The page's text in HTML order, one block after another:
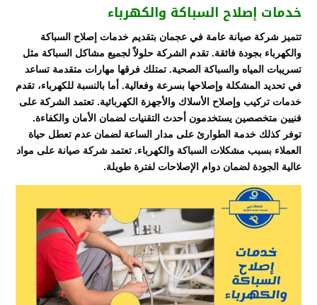
خدمات إصلاح السباكة والكهرباء
تتميز شركة صيانة عامة في عجمان بتقديم خدمات إصلاح السباكة
والكهرباء بجودة فائقة. تقدم الشركة حلولاً لجميع مشاكل السباكة مثل
تسريبات المياه والسباكة الصحية. تمتلك فرقها مهارات متقدمة تساعد
في تحديد المشكلة وإصلاحها بسرعة وفعالية. أما بالنسبة للكهرباء، تقدم
خدمات تركيب وإصلاح الأسلاك والأجهزة الكهربائية. تعتمد الشركة على
فنيين متخصصين يستخدمون أحدث التقنيات لضمان الأمان والكفاءة.
توفر كذلك خدمة الطوارئ على مدار الساعة لضمان عدم تعطل حياة
العملاء بسبب مشكلات السباكة والكهرباء. تعتمد شركة صيانة على مواد
عالية الجودة لضمان دوام الإصلاحات لفترة طويلة.